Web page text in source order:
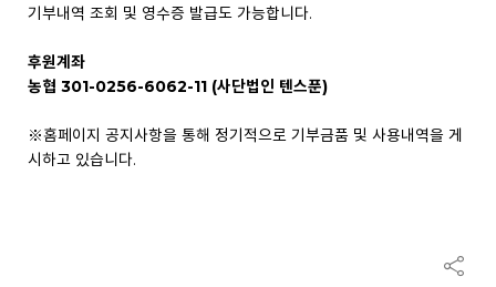
기부내역 조회 및 영수증 발급도 가능합니다.
후원계좌
농협 301-0256-6062-11 (사단법인 텐스푼)
※홈페이지 공지사항을 통해 정기적으로 기부금품 및 사용내역을 게
시하고 있습니다.